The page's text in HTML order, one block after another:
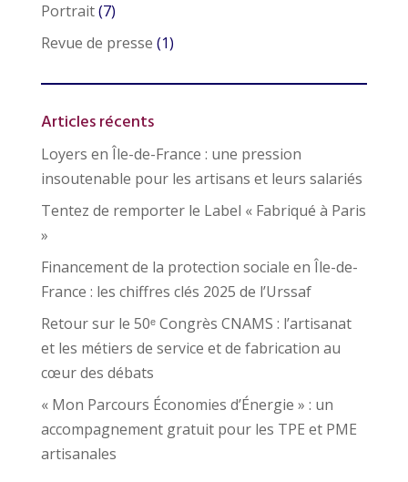
Portrait(7)
Revue de presse (1)
Articles récents
Loyers en Île-de-France : une pression
insoutenable pour les artisans et leurs salariés
Tentez de remporter le Label « Fabriqué à Paris
»
Financement de la protection sociale en Île-de-
France : les chiffres clés 2025 de l’Urssaf
Retour sur le 50ᵉ Congrès CNAMS : l’artisanat
et les métiers de service et de fabrication au
cœur des débats
« Mon Parcours Économies d’Énergie » : un
accompagnement gratuit pour les TPE et PME
artisanales